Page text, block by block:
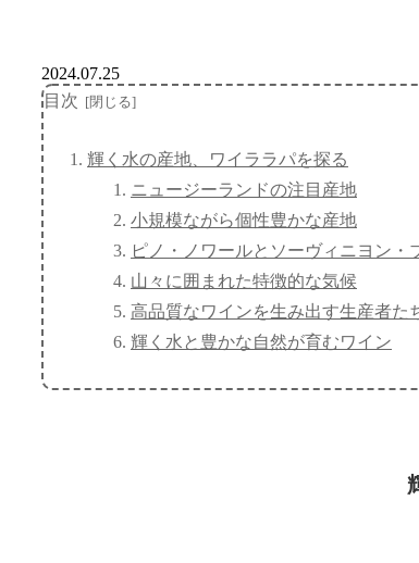
2024.07.25
目次
輝く水の産地、ワイララパを探る
ニュージーランドの注目産地
小規模ながら個性豊かな産地
ピノ・ノワールとソーヴィニヨン・
山々に囲まれた特徴的な気候
高品質なワインを生み出す生産者た
輝く水と豊かな自然が育むワイン